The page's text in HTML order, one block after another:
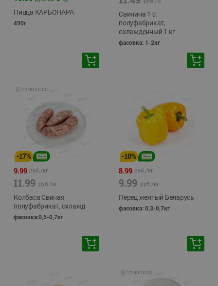
Пицца КАРБОНАРА
490г
Свинина 1 с.
полуфабрикат,
охлажденный 1 кг
фасовка: 1-2кг
🕘 12:00-20:00
-17%
9.99 руб./кг
11.99 руб./кг
Колбаса Свиная
полуфабрикат, охлажд
фасовка:0,5-0,7кг
-10%
8.99 руб./кг
9.99 руб./кг
Перец желтый Беларусь
фасовка: 0,3-0,7кг
🕘 12:00-20:00